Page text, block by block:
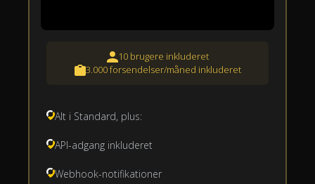
10 brugere inkluderet
3.000 forsendelser/måned inkluderet
Alt i Standard, plus:
API-adgang inkluderet
Webhook-notifikationer